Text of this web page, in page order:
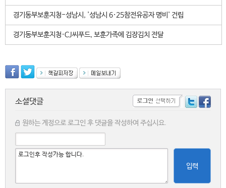
경기동부보훈지청-성남시, '성남시 6·25참전유공자 명비' 건립
경기동부보훈지청·CJ씨푸드, 보훈가족에 김장김치 전달
소셜댓글
원하는 계정으로 로그인 후 댓글을 작성하여 주십시요.
입력